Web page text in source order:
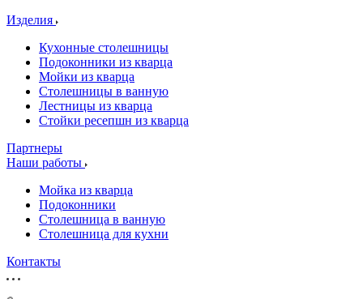
Изделия
Кухонные столешницы
Подоконники из кварца
Мойки из кварца
Столешницы в ванную
Лестницы из кварца
Стойки ресепшн из кварца
Партнеры
Наши работы
Мойка из кварца
Подоконники
Столешница в ванную
Столешница для кухни
Контакты